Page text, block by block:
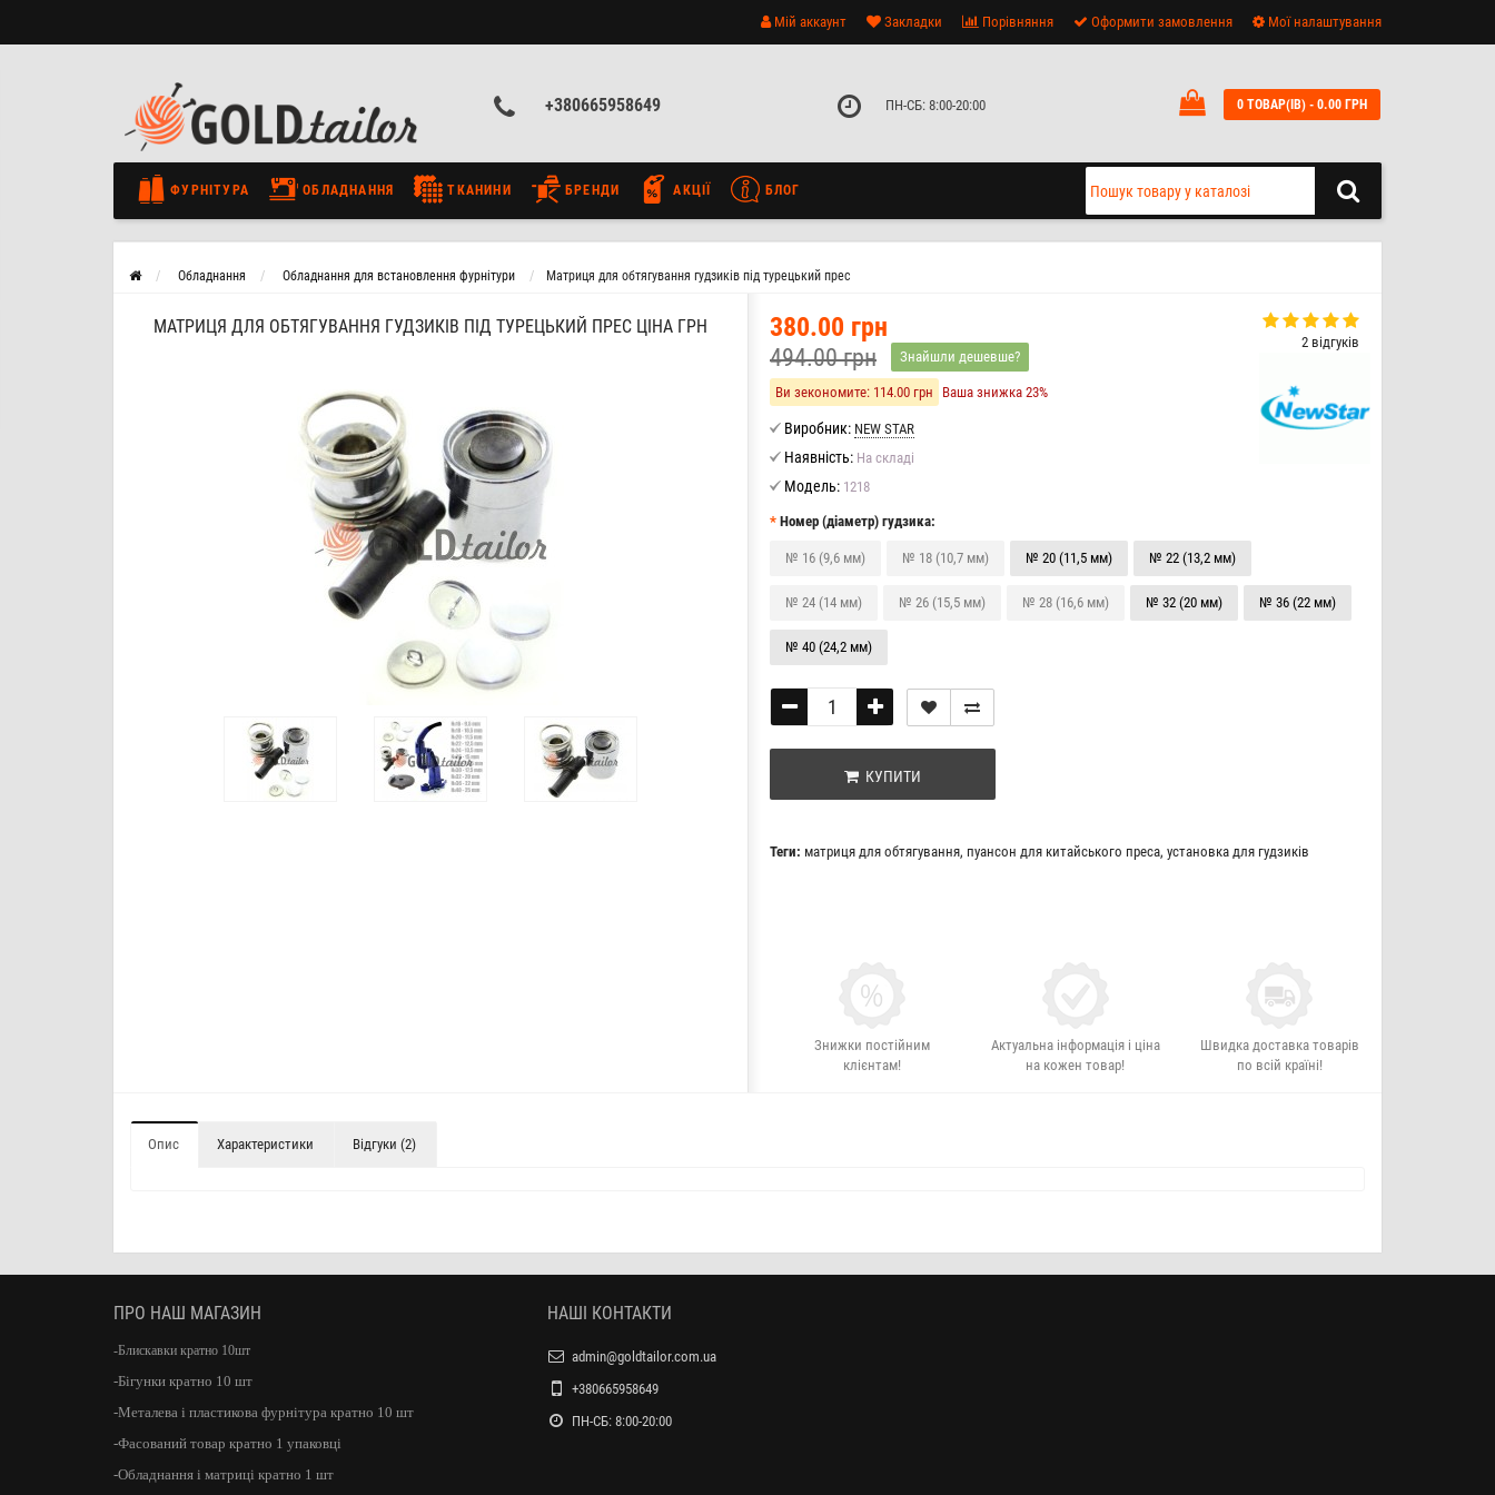
Мій аккаунт Закладки Порівняння Оформити замовлення Мої налаштування
+380665958649 ПН-СБ: 8:00-20:00 0 ТОВАР(ІВ) - 0.00 ГРН
ФУРНІТУРА ОБЛАДНАННЯ ТКАНИНИ БРЕНДИ АКЦІЇ БЛОГ
Обладнання Обладнання для встановлення фурнітури Матриця для обтягування гудзиків під турецький прес
МАТРИЦЯ ДЛЯ ОБТЯГУВАННЯ ГУДЗИКІВ ПІД ТУРЕЦЬКИЙ ПРЕС ЦІНА ГРН
2 відгуків
380.00 грн
494.00 грн Знайшли дешевше?
Ви зекономите: 114.00 грн Ваша знижка 23%
Виробник: NEW STAR
Наявність: На складі
Модель: 1218
Номер (діаметр) гудзика:
№ 16 (9,6 мм) № 18 (10,7 мм) № 20 (11,5 мм) № 22 (13,2 мм)
№ 24 (14 мм) № 26 (15,5 мм) № 28 (16,6 мм) № 32 (20 мм) № 36 (22 мм)
№ 40 (24,2 мм)
КУПИТИ
Теги: матриця для обтягування, пуансон для китайського преса, установка для гудзиків
Знижки постійним
клієнтам!
Актуальна інформація і ціна
на кожен товар!
Швидка доставка товарів
по всій країні!
Опис Характеристики Відгуки (2)
ПРО НАШ МАГАЗИН
-Блискавки кратно 10шт
-Бігунки кратно 10 шт
-Металева і пластикова фурнітура кратно 10 шт
-Фасований товар кратно 1 упаковці
-Обладнання і матриці кратно 1 шт
НАШІ КОНТАКТИ
admin@goldtailor.com.ua
+380665958649
ПН-СБ: 8:00-20:00